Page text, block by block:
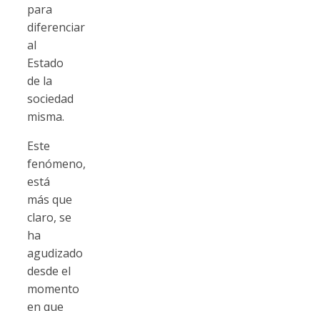
para
diferenciar
al
Estado
de la
sociedad
misma.
Este
fenómeno,
está
más que
claro, se
ha
agudizado
desde el
momento
en que